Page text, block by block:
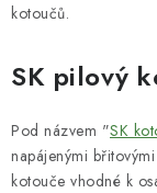
kotoučů.
SK pilový
Pod názvem "SK
napájenými
kotouče vhodné k